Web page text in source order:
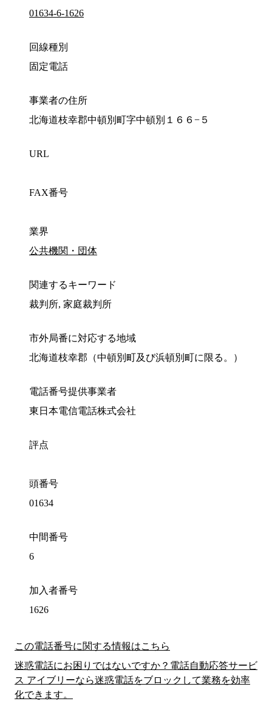
01634-6-1626
回線種別
固定電話
事業者の住所
北海道枝幸郡中頓別町字中頓別１６６−５
URL
FAX番号
業界
公共機関・団体
関連するキーワード
裁判所, 家庭裁判所
市外局番に対応する地域
北海道枝幸郡（中頓別町及び浜頓別町に限る。）
電話番号提供事業者
東日本電信電話株式会社
評点
頭番号
01634
中間番号
6
加入者番号
1626
この電話番号に関する情報はこちら
迷惑電話にお困りではないですか？電話自動応答サービ
ス アイブリーなら迷惑電話をブロックして業務を効率
化できます。